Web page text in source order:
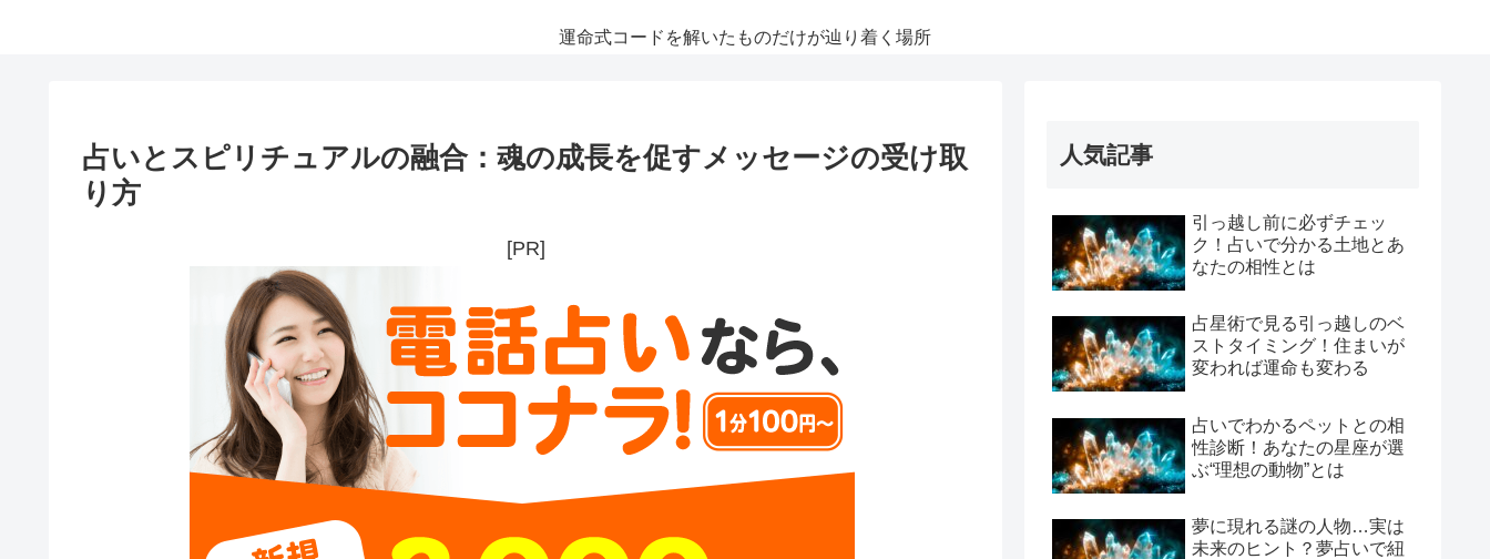
運命式コードを解いたものだけが辿り着く場所
占いとスピリチュアルの融合：魂の成長を促すメッセージの受け取
り方
[PR]
人気記事
引っ越し前に必ずチェッ
ク！占いで分かる土地とあ
なたの相性とは
占星術で見る引っ越しのベ
ストタイミング！住まいが
変われば運命も変わる
占いでわかるペットとの相
性診断！あなたの星座が選
ぶ“理想の動物”とは
夢に現れる謎の人物…実は
未来のヒント？夢占いで紐